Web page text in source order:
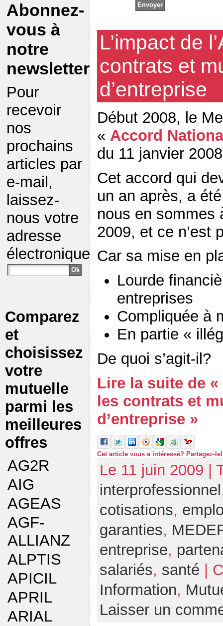
Abonnez-
vous à
notre
newsletter
Pour
recevoir
nos
prochains
articles par
e-mail,
laissez-
nous votre
adresse
électronique
Comparez
et
choisissez
votre
mutuelle
parmi les
meilleures
offres
AG2R
AIG
AGEAS
AGF-
ALLIANZ
ALPTIS
APICIL
APRIL
ARIAL
L’impact de
contrats et
d’entreprise
Début 2008, le
« Accord
du 11 janvier
Cet accord qui
un an après, a
nous en sommes
2009, et ce
Car sa mise en
Lourde
entreprises
Compliquée à
En partie «
De quoi s’agit-il?
Lire la suite de «
les contrats et
d’entreprise »
Cet article vous a intéressé? Partagez-le!
Le 11 juin 2009 |
interprofessionnel
cotisations,
garanties,
entreprise,
salariés, santé |
Information,
Laisser un